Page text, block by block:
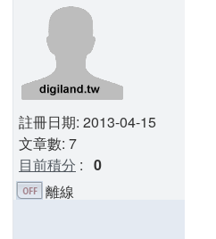
註冊日期: 2013-04-15
文章數: 7
目前積分 : 0
離線